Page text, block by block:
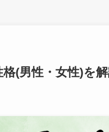
格(男性・女性)を